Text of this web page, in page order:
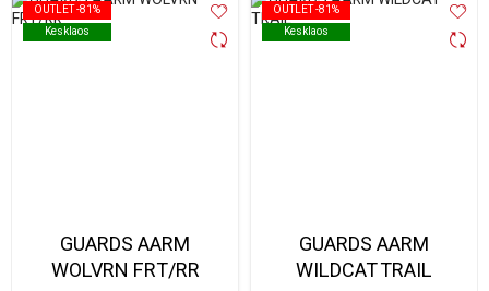
OUTLET -81%
Kesklaos
OUTLET -81%
Kesklaos
GUARDS AARM
WOLVRN FRT/RR
OUTLET -81%
Kesklaos
OUTLET -81%
Kesklaos
GUARDS AARM
WILDCAT TRAIL